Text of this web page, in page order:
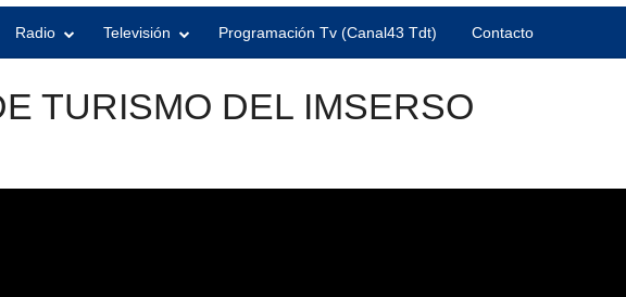
Radio Televisión Programación Tv (Canal43 Tdt) Contacto
TURISMO DEL IMSERSO